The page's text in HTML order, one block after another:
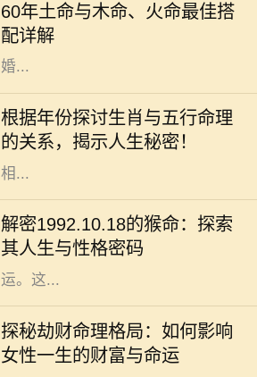
60年土命与木命、火命最佳搭
配详解
是常被讨论的一类。这种讨论不仅涉
及到个人命理，还影响着人际关系、
婚...
根据年份探讨生肖与五行命理
的关系，揭示人生秘密！
在中国传统文化中，生肖和五行是命
理学中两个重要的元素。每一个生肖
年都有其独特的五行属性，这不仅影
响着个人的性格特征，还与命运息息
相...
解密1992.10.18的猴命：探索
其人生与性格密码
在中华文化中，十二生肖不仅仅是一
种标志，更蕴含着丰富的哲学和人生
智慧。我们今天要探讨的是1992年
10月18日出生的猴命人的性格与命
运。这...
探秘劫财命理格局：如何影响
女性一生的财富与命运
在命理学中，劫财格局常常被视为一
种特殊的命理趋势，尤其对女性而
言，它不仅影响着她的财富，还深刻
影响着她的生活与人际关系。了解这